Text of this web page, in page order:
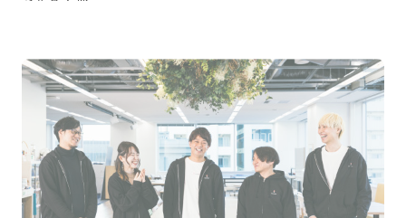
採用をお考えの方 運営会社プライバシーポリシーセキュリティポリシー
利用者情報の外部送信
利用規約 よくある質問 サイトマップ Green Identity